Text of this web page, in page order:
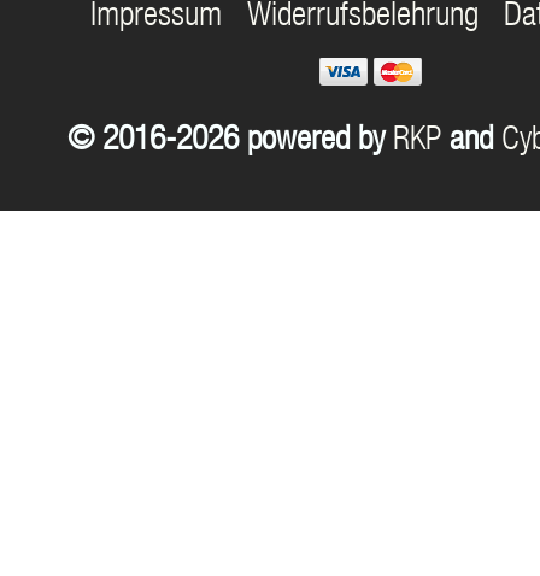
Impressum
Widerrufsbelehrung
© 2016-2026 powered by RKP and